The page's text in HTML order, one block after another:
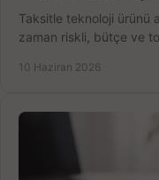
Taksitle teknoloji ürünü
zaman riskli, bütçe ve
10 Haziran 2026